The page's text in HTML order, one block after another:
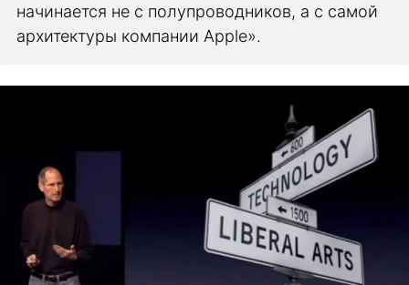
начинается не с полупроводников, а с самой
архитектуры компании Apple».